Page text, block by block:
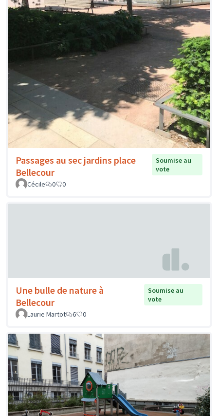
Passages au sec jardins place
Bellecour
Soumise au
vote
Cécile
0 0
Une bulle de nature à
Bellecour
Soumise au
vote
Laurie Martot
6 0